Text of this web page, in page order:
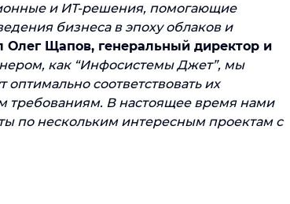
и ИT-решения, помогающие
бизнеса в эпоху облаков и
Олег Щапов, генеральный директор и
как “Инфосистемы Джет”, мы
соответствовать их
требованиям. В настоящее время нами
по нескольким интересным проектам с